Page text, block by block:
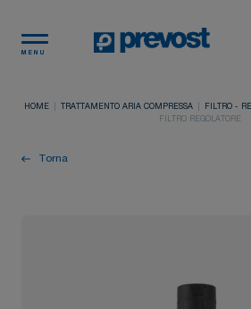
MENU
HOME TRATTAMENTO ARIA COMPRESSA
FILTRO -
FILTRO REGOLATORE
Torna